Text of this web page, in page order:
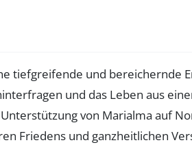
tiefgreifende und bereichernde
und das Leben aus
von Marialma auf
Friedens und ganzheitlichen